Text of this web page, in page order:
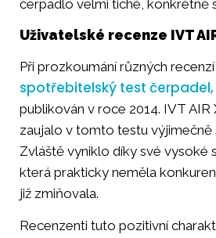
čerpadlo velmi tiché, konkrétně
Uživatelské recenze IVT
Při prozkoumání různých
spotřebitelský test čerpadel,
publikován v roce 2014. IVT
zaujalo v tomto testu výjimečně
Zvláště vyniklo díky své vysoké
která prakticky neměla
již zmiňovala.
Recenzenti tuto pozitivní